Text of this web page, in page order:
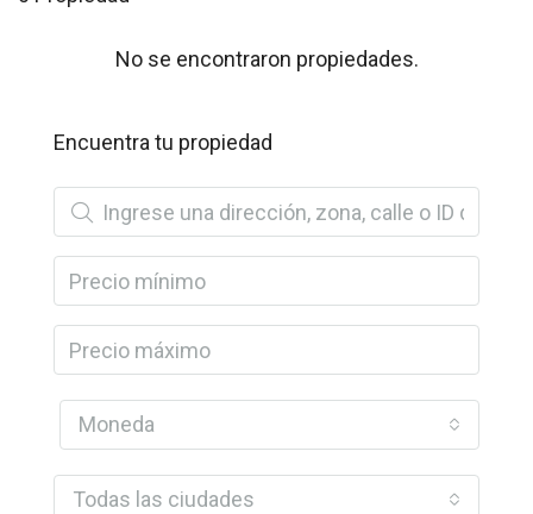
No se encontraron propiedades.
Encuentra tu propiedad
Moneda
Todas las ciudades